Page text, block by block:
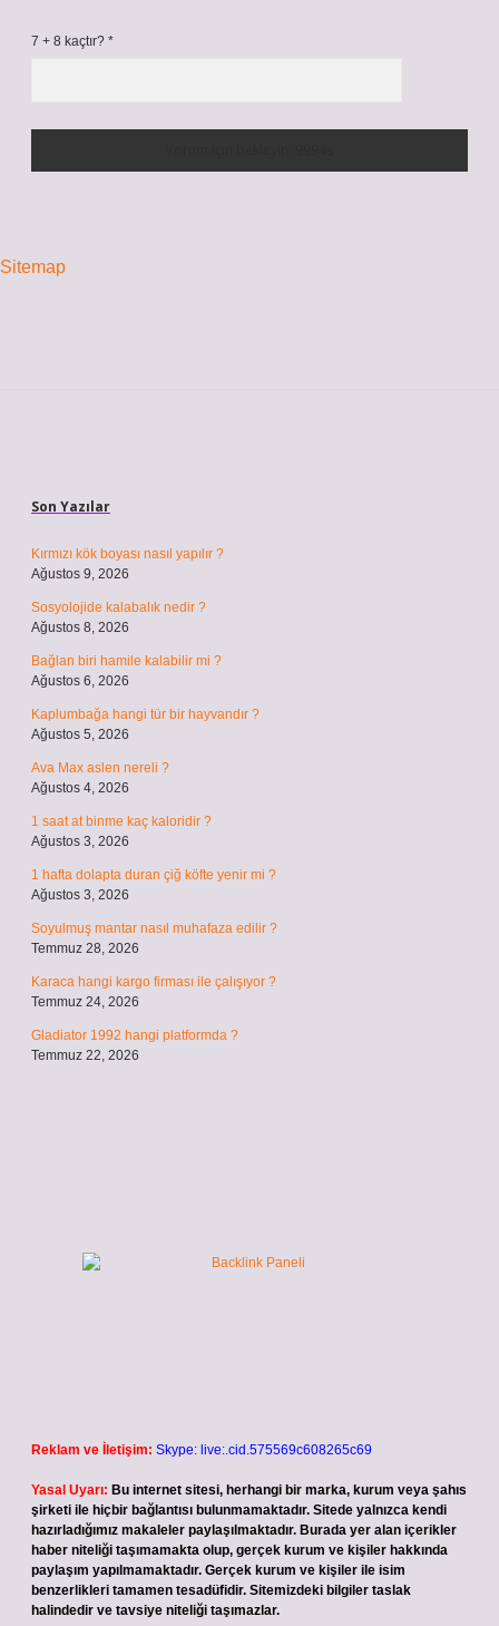
7 + 8 kaçtır? *
Sitemap
Son Yazılar
Kırmızı kök boyası nasıl yapılır ?
Ağustos 9, 2026
Sosyolojide kalabalık nedir ?
Ağustos 8, 2026
Bağlan biri hamile kalabilir mi ?
Ağustos 6, 2026
Kaplumbağa hangi tür bir hayvandır ?
Ağustos 5, 2026
Ava Max aslen nereli ?
Ağustos 4, 2026
1 saat at binme kaç kaloridir ?
Ağustos 3, 2026
1 hafta dolapta duran çiğ köfte yenir mi ?
Ağustos 3, 2026
Soyulmuş mantar nasıl muhafaza edilir ?
Temmuz 28, 2026
Karaca hangi kargo firması ile çalışıyor ?
Temmuz 24, 2026
Gladiator 1992 hangi platformda ?
Temmuz 22, 2026
Reklam ve İletişim: Skype: live:.cid.575569c608265c69
Yasal Uyarı: Bu internet sitesi, herhangi bir marka, kurum veya şahıs
şirketi ile hiçbir bağlantısı bulunmamaktadır. Sitede yalnızca kendi
hazırladığımız makaleler paylaşılmaktadır. Burada yer alan içerikler
haber niteliği taşımamakta olup, gerçek kurum ve kişiler hakkında
paylaşım yapılmamaktadır. Gerçek kurum ve kişiler ile isim
benzerlikleri tamamen tesadüfidir. Sitemizdeki bilgiler taslak
halindedir ve tavsiye niteliği taşımazlar.